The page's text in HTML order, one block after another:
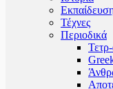
Τέχνες
Περιοδικά